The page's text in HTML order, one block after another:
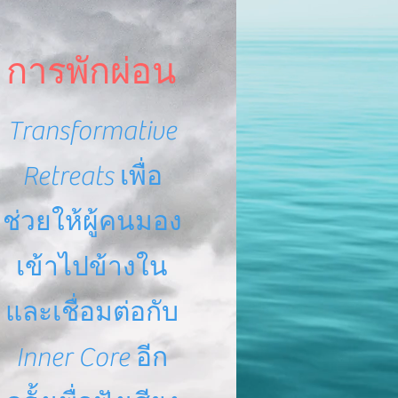
การพักผ่อน
Transformative
Retreats เพื่อ
ช่วยให้ผู้คนมอง
เข้าไปข้างใน
และเชื่อมต่อกับ
Inner Core อีก